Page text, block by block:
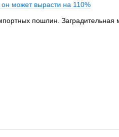
может вырасти на 110%
пошлин. Заградительная